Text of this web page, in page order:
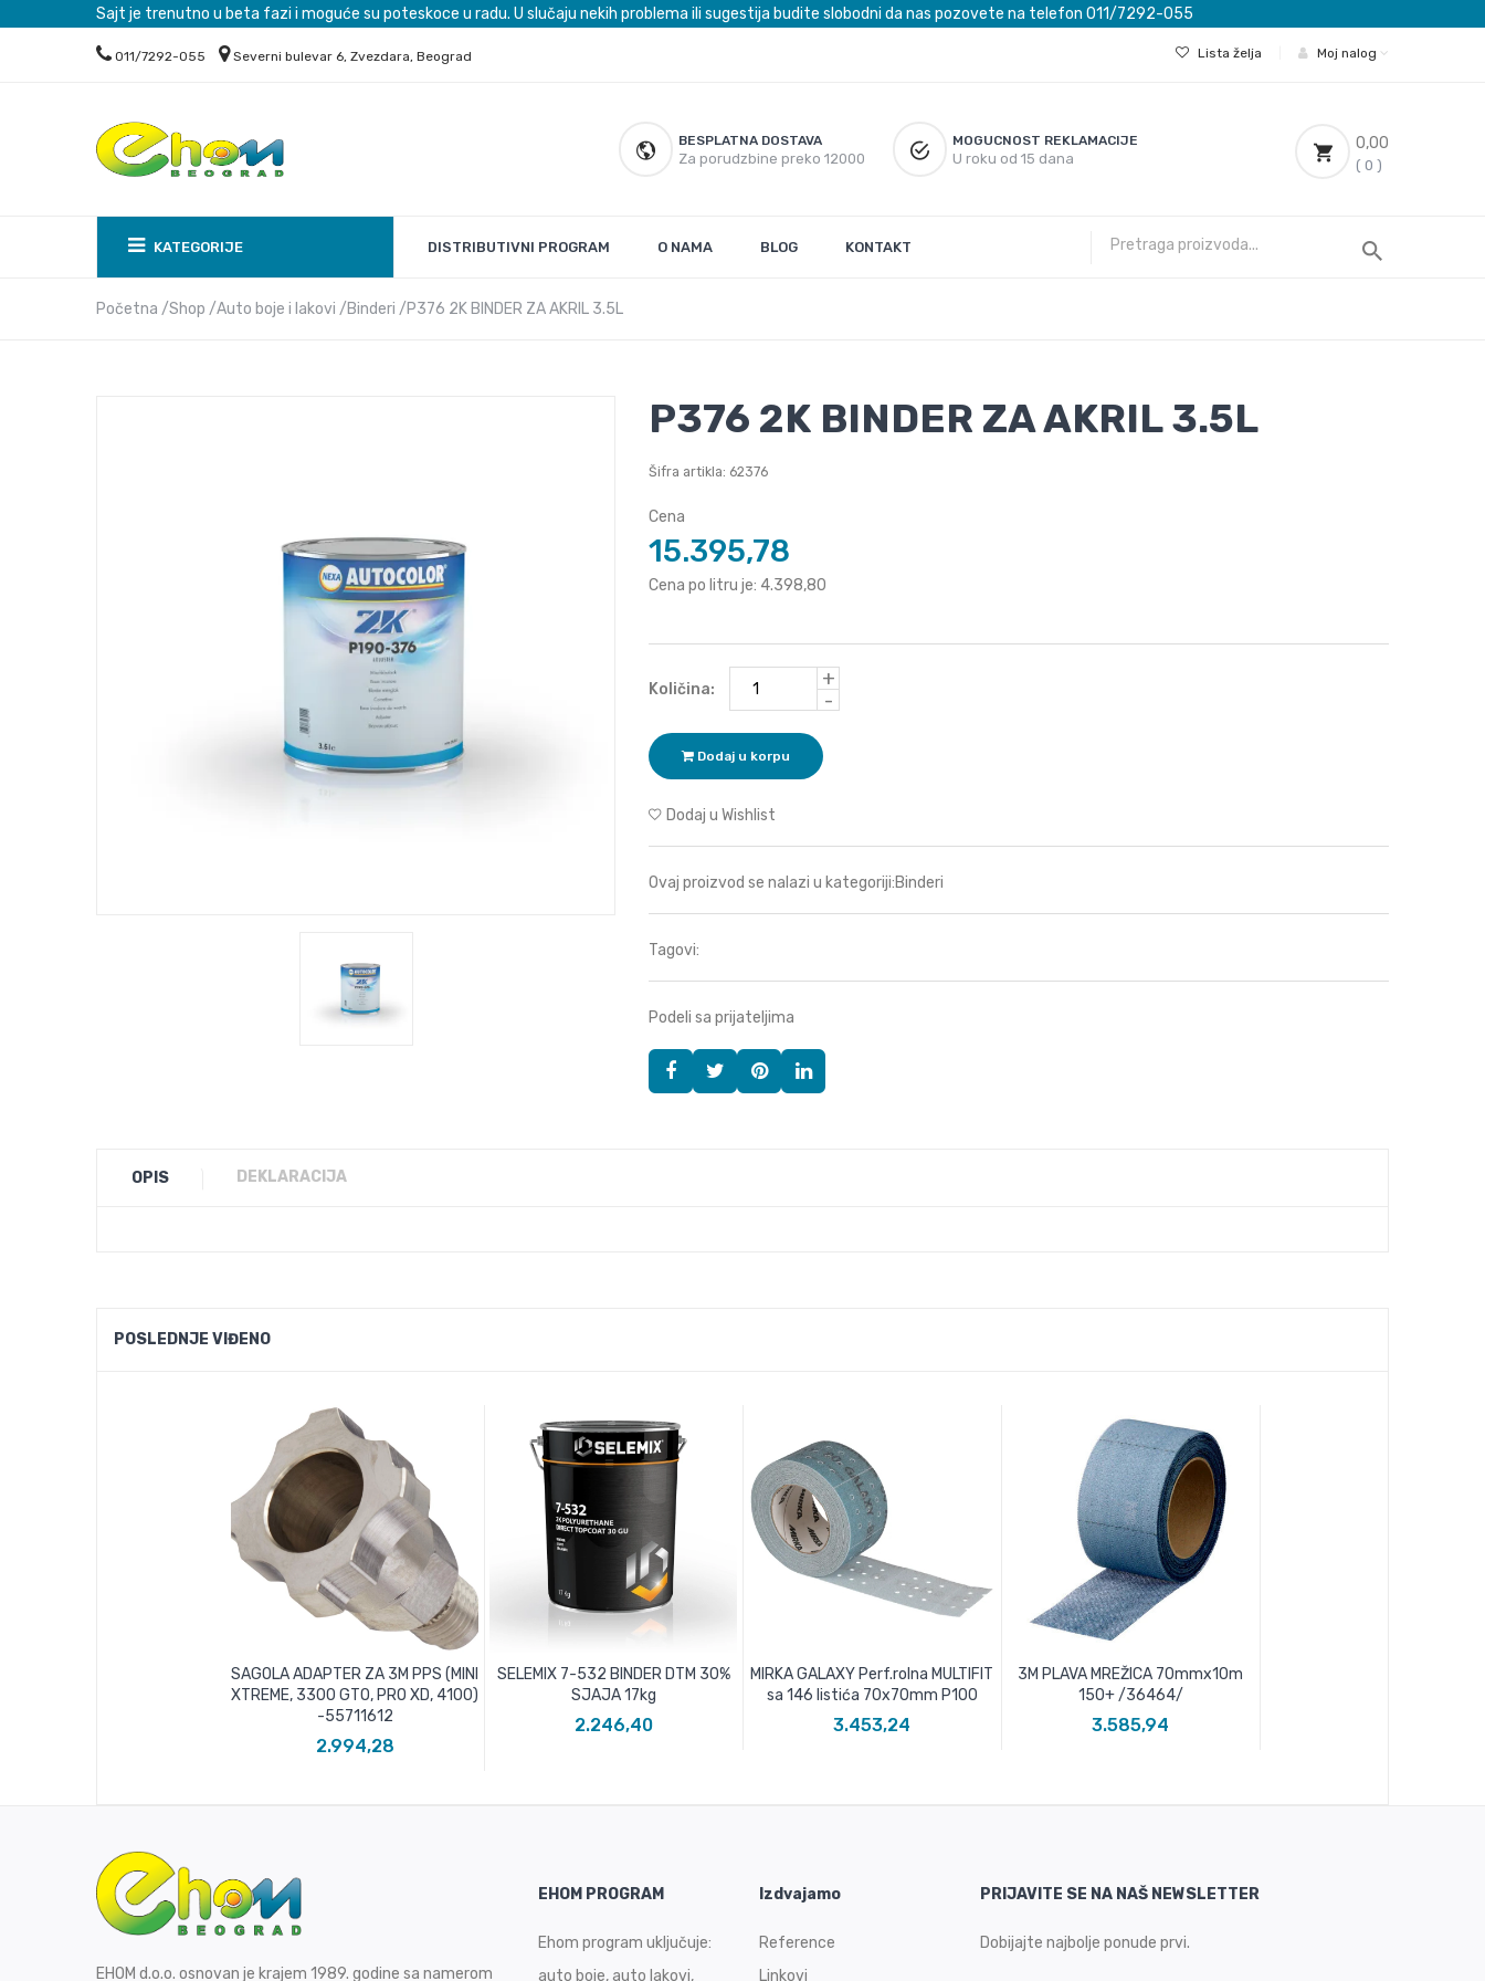
Sajt je trenutno u beta fazi i moguće su poteskoce u radu. U slučaju nekih problema ili sugestija budite slobodni da nas pozovete na telefon 011/7292-055
011/7292-055 Severni bulevar 6, Zvezdara, Beograd Lista želja Moj nalog
BESPLATNA DOSTAVA
Za porudzbine preko 12000
MOGUCNOST REKLAMACIJE
U roku od 15 dana
0,00
( 0 )
KATEGORIJE DISTRIBUTIVNI PROGRAM O NAMA BLOG KONTAKT
Početna Shop Auto boje i lakovi Binderi P376 2K BINDER ZA AKRIL 3.5L
P376 2K BINDER ZA AKRIL 3.5L
Šifra artikla: 62376
Cena
15.395,78
Cena po litru je: 4.398,80
Količina:
+
-
Dodaj u korpu
Dodaj u Wishlist
Ovaj proizvod se nalazi u kategoriji:Binderi
Tagovi:
Podeli sa prijateljima
OPIS DEKLARACIJA
POSLEDNJE VIĐENO
SAGOLA ADAPTER ZA 3M PPS (MINI
XTREME, 3300 GTO, PRO XD, 4100)
-55711612
2.994,28
SELEMIX 7-532 BINDER DTM 30%
SJAJA 17kg
2.246,40
MIRKA GALAXY Perf.rolna MULTIFIT
sa 146 listića 70x70mm P100
3.453,24
3M PLAVA MREŽICA 70mmx10m
150+ /36464/
3.585,94
EHOM d.o.o. osnovan je krajem 1989. godine sa namerom
EHOM PROGRAM
Ehom program uključuje:
auto boje, auto lakovi,
Izdvajamo
Reference
Linkovi
PRIJAVITE SE NA NAŠ NEWSLETTER
Dobijajte najbolje ponude prvi.